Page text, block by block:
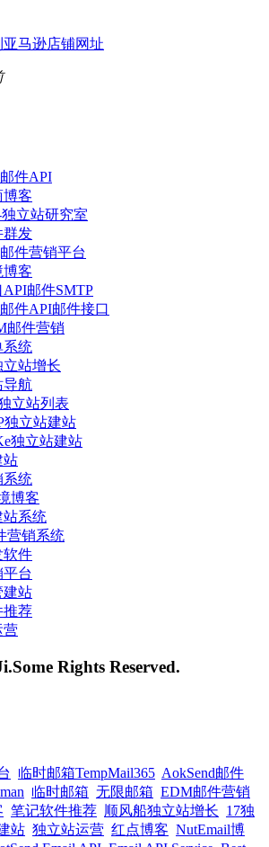
马逊店铺网址
件API
博客
立站研究室
群发
件营销平台
博客
邮件SMTP
件API邮件接口
邮件营销
系统
立站增长
导航
立站列表
独立站建站
独立站建站
站
系统
博客
站系统
营销系统
软件
台
建站
推荐
营
Rights Reserved.
临时邮箱TempMail365 AokSend邮件
临时邮箱 无限邮箱 EDM邮件营销
笔记软件推荐 顺风船独立站增长 17独
站 独立站运营 红点博客 NutEmail博